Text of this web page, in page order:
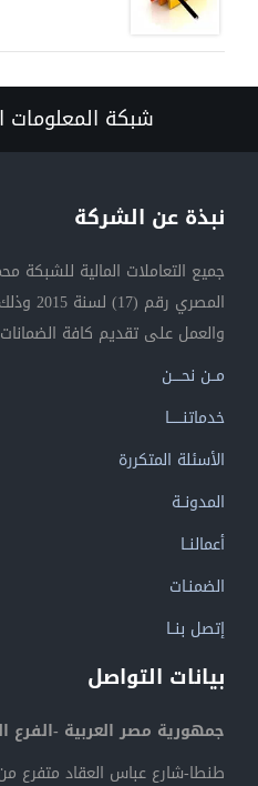
شبكة المعلومات
نبذة عن الشركة
جميع التعاملات المالية للشبكة
والعمل على تقديم كافة
مــن نحــــن
خدماتنــــــا
الأسئلة المتكررة
المدونــة
أعمالنــا
الضمنـات
إتصل بنــا
بيانات التواصل
جمهورية مصر العربية -الفرع
طنطا-شارع عباس العقاد متفرع